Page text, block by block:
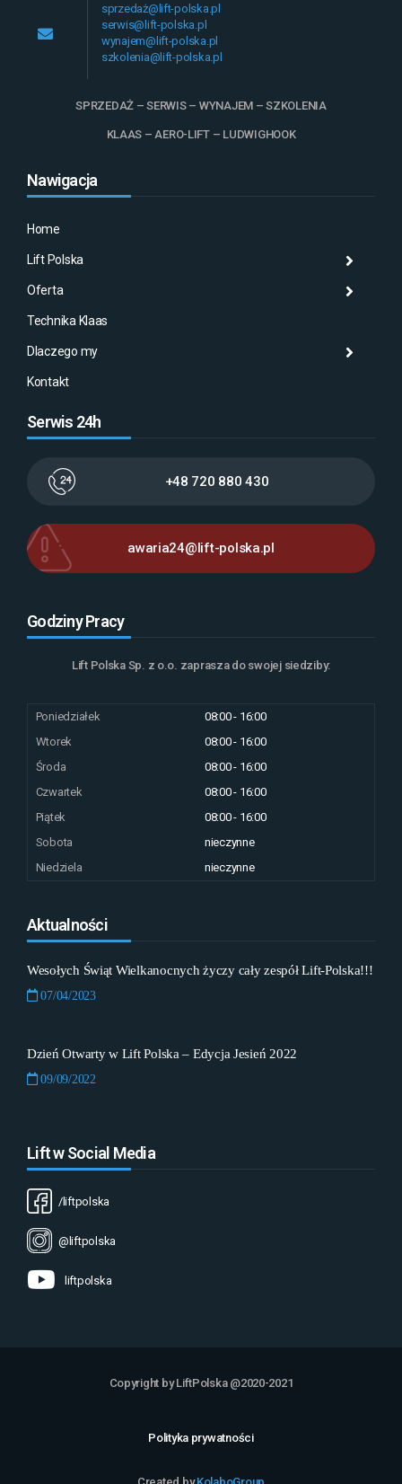
sprzedaż@lift-polska.pl
serwis@lift-polska.pl
wynajem@lift-polska.pl
szkolenia@lift-polska.pl
SPRZEDAŻ – SERWIS – WYNAJEM – SZKOLENIA
KLAAS – AERO-LIFT – LUDWIGHOOK
Nawigacja
Home
Lift Polska
Oferta
Technika Klaas
Dlaczego my
Kontakt
Serwis 24h
+48 720 880 430
awaria24@lift-polska.pl
Godziny Pracy
Lift Polska Sp. z o.o. zaprasza do swojej siedziby:
Poniedziałek
08:00 - 16:00
Wtorek
08:00 - 16:00
Środa
08:00 - 16:00
Czwartek
08:00 - 16:00
Piątek
08:00 - 16:00
Sobota
nieczynne
Niedziela
nieczynne
Aktualności
Wesołych Świąt Wielkanocnych życzy cały zespół Lift-Polska!!!
07/04/2023
Dzień Otwarty w Lift Polska – Edycja Jesień 2022
09/09/2022
Lift w Social Media
/liftpolska
@liftpolska
liftpolska
Copyright by LiftPolska @2020-2021
Polityka prywatności